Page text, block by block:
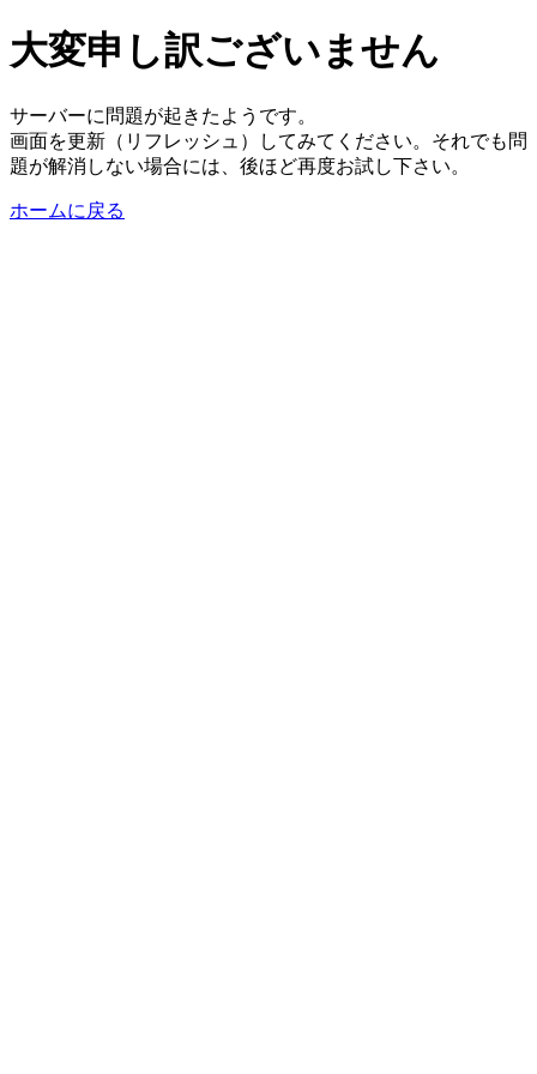
大変申し訳ございません
サーバーに問題が起きたようです。
画面を更新（リフレッシュ）してみてください。それでも問
題が解消しない場合には、後ほど再度お試し下さい。
ホームに戻る